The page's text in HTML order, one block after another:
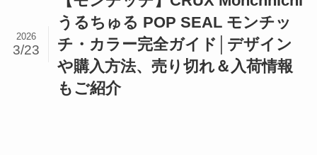
うるちゅる POP SEAL モンチッ
チ・カラー完全ガイド│デザイン
や購入方法、売り切れ＆入荷情報
もご紹介
2026
3/23